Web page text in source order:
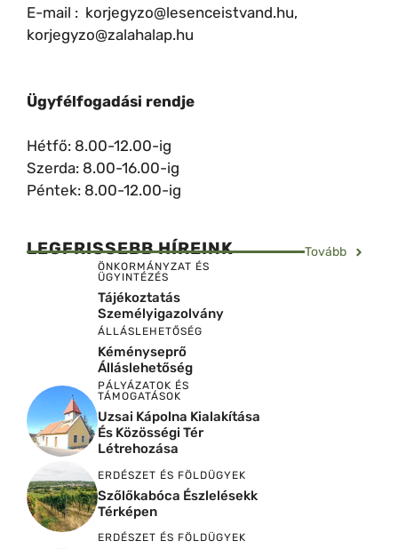
E-mail : korjegyzo@lesenceistvand.hu,
korjegyzo@zalahalap.hu
Ügyfélfogadási rendje
Hétfő: 8.00-12.00-ig
Szerda: 8.00-16.00-ig
Péntek: 8.00-12.00-ig
LEGFRISSEBB HÍREINK Tovább
ÖNKORMÁNYZAT ÉS
ÜGYINTÉZÉS
Tájékoztatás
Személyigazolvány
ÁLLÁSLEHETŐSÉG
Kéményseprő
Álláslehetőség
PÁLYÁZATOK ÉS
TÁMOGATÁSOK
Uzsai Kápolna Kialakítása
És Közösségi Tér
Létrehozása
ERDÉSZET ÉS FÖLDÜGYEK
Szőlőkabóca Észlelésekk
Térképen
ERDÉSZET ÉS FÖLDÜGYEK